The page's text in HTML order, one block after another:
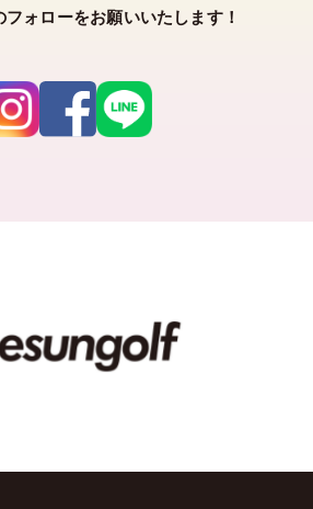
フォローをお願いいたします！